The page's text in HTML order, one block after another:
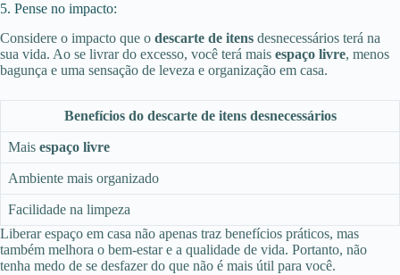
5. Pense no impacto:
Considere o impacto que o descarte de itens desnecessários terá na
sua vida. Ao se livrar do excesso, você terá mais espaço livre, menos
bagunça e uma sensação de leveza e organização em casa.
Benefícios do descarte de itens desnecessários
Mais espaço livre
Ambiente mais organizado
Facilidade na limpeza
Liberar espaço em casa não apenas traz benefícios práticos, mas
também melhora o bem-estar e a qualidade de vida. Portanto, não
tenha medo de se desfazer do que não é mais útil para você.